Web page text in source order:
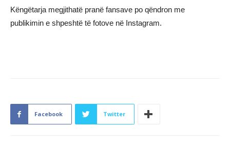
Këngëtarja megjithatë pranë fansave po qëndron me
publikimin e shpeshtë të fotove në Instagram.
Facebook Twitter